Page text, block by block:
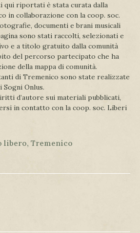
qui riportati è stata curata dalla
in collaborazione con la coop. soc.
documenti e brani musicali
sono stati raccolti, selezionati e
e a titolo gratuito dalla comunità
del percorso partecipato che ha
della mappa di comunità.
di Tremenico sono state realizzate
Sogni Onlus.
d’autore sui materiali pubblicati,
in contatto con la coop. soc. Liberi
libero, Tremenico